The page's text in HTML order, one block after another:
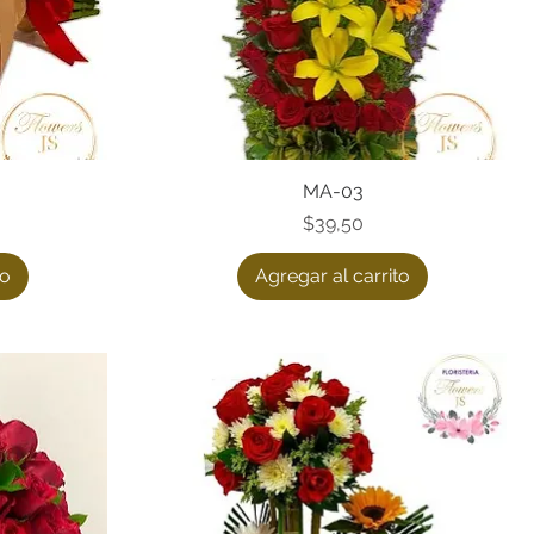
Vista rápida
MA-03
Precio
$39,50
Agregar al carrito